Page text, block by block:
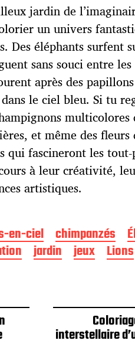
jardin de
un univers
Des éléphants surfent
sans souci entre
après des
le ciel bleu. Si tu
multicolores
et même des
qui fascineront les
à leur créativité,
artistiques.
en-ciel chimpanzés
jardin jeux Lions
interstellaire